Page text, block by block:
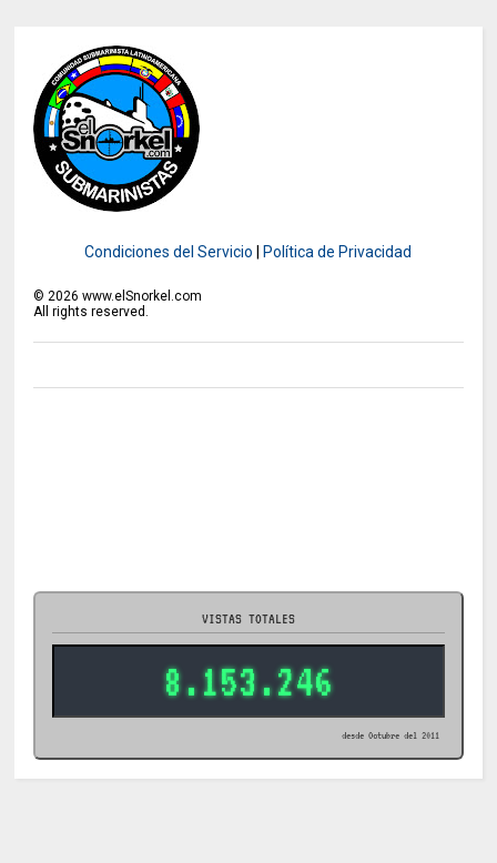
Condiciones del Servicio Política de Privacidad
© 2026 www.elSnorkel.com
All rights reserved.
VISTAS TOTALES
8.153.246
desde Octubre del 2011